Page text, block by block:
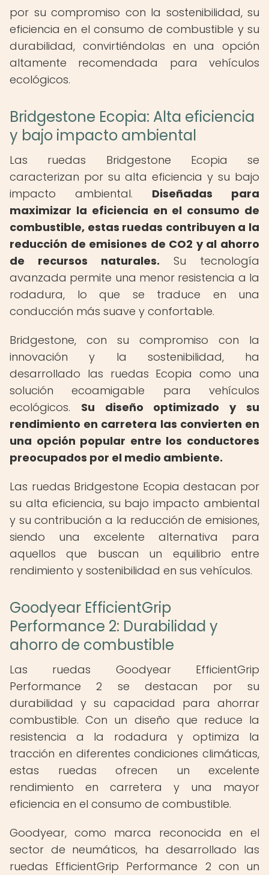
por su compromiso con la sostenibilidad, su
eficiencia en el consumo de combustible y su
durabilidad, convirtiéndolas en una opción
altamente recomendada para vehículos
ecológicos.
Bridgestone Ecopia: Alta eficiencia
y bajo impacto ambiental
Las ruedas Bridgestone Ecopia se
caracterizan por su alta eficiencia y su bajo
impacto ambiental. Diseñadas para
maximizar la eficiencia en el consumo de
combustible, estas ruedas contribuyen a la
reducción de emisiones de CO2 y al ahorro
de recursos naturales. Su tecnología
avanzada permite una menor resistencia a la
rodadura, lo que se traduce en una
conducción más suave y confortable.
Bridgestone, con su compromiso con la
innovación y la sostenibilidad, ha
desarrollado las ruedas Ecopia como una
solución ecoamigable para vehículos
ecológicos. Su diseño optimizado y su
rendimiento en carretera las convierten en
una opción popular entre los conductores
preocupados por el medio ambiente.
Las ruedas Bridgestone Ecopia destacan por
su alta eficiencia, su bajo impacto ambiental
y su contribución a la reducción de emisiones,
siendo una excelente alternativa para
aquellos que buscan un equilibrio entre
rendimiento y sostenibilidad en sus vehículos.
Goodyear EfficientGrip
Performance 2: Durabilidad y
ahorro de combustible
Las ruedas Goodyear EfficientGrip
Performance 2 se destacan por su
durabilidad y su capacidad para ahorrar
combustible. Con un diseño que reduce la
resistencia a la rodadura y optimiza la
tracción en diferentes condiciones climáticas,
estas ruedas ofrecen un excelente
rendimiento en carretera y una mayor
eficiencia en el consumo de combustible.
Goodyear, como marca reconocida en el
sector de neumáticos, ha desarrollado las
ruedas EfficientGrip Performance 2 con un